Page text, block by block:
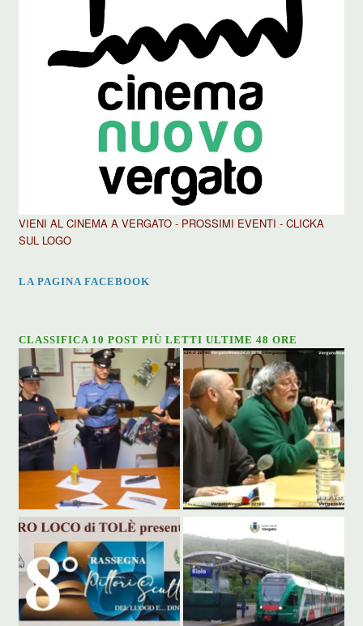
VIENI AL CINEMA A VERGATO - PROSSIMI EVENTI - CLICKA
SUL LOGO
LA PAGINA FACEBOOK
CLASSIFICA 10 POST PIÙ LETTI ULTIME 48 ORE